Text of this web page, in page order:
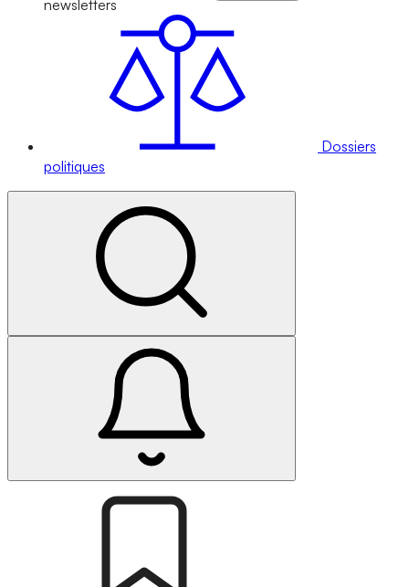
newsletters
Dossiers
politiques